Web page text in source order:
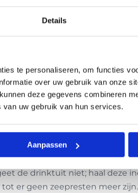
Details
te personaliseren, om functies
over uw gebruik van onze
deze gegevens combineren
uw gebruik van hun services.
Aanpassen
geldt, let op slijtage aan de
topconditie te houden en het
water. Restjes sportdrank of
warm water en een beetje
de drinktuit niet; haal deze
er geen zeepresten meer